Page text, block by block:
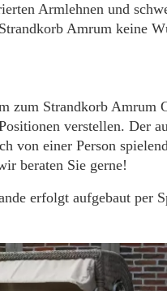
Armlehnen und
Amrum keine
zum Strandkorb Amrum
verstellen. Der
von einer Person
beraten Sie gerne!
erfolgt aufgebaut per